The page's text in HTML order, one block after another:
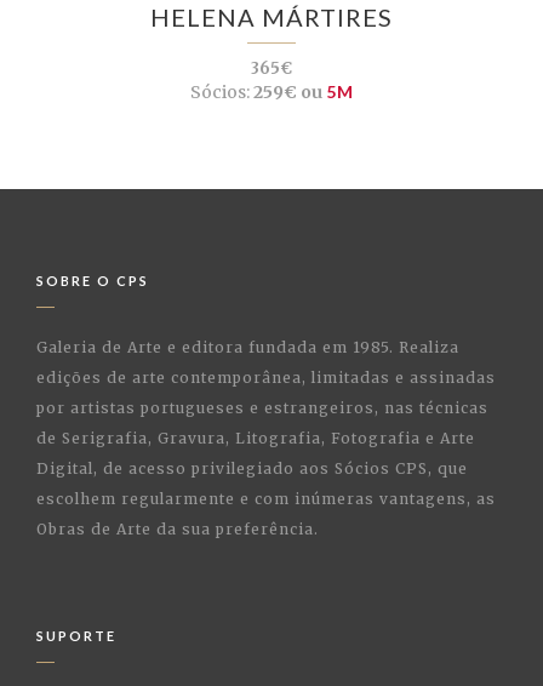
HELENA MÁRTIRES
365€
Sócios:259€ ou 5M
SOBRE O CPS
Galeria de Arte e editora fundada em 1985. Realiza
edições de arte contemporânea, limitadas e assinadas
por artistas portugueses e estrangeiros, nas técnicas
de Serigrafia, Gravura, Litografia, Fotografia e Arte
Digital, de acesso privilegiado aos Sócios CPS, que
escolhem regularmente e com inúmeras vantagens, as
Obras de Arte da sua preferência.
SUPORTE